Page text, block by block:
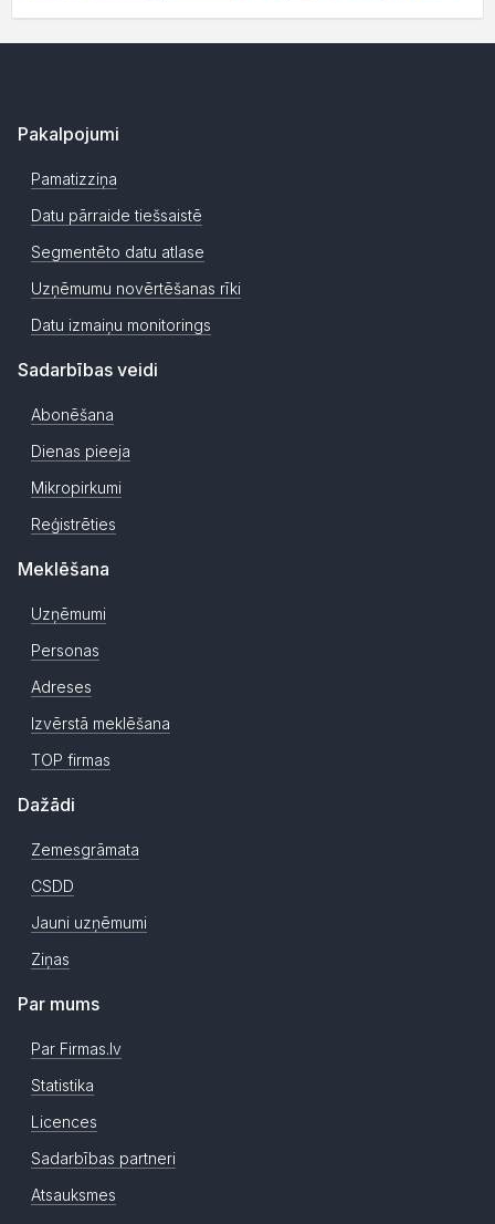
Pakalpojumi
Pamatizziņa
Datu pārraide tiešsaistē
Segmentēto datu atlase
Uzņēmumu novērtēšanas rīki
Datu izmaiņu monitorings
Sadarbības veidi
Abonēšana
Dienas pieeja
Mikropirkumi
Reģistrēties
Meklēšana
Uzņēmumi
Personas
Adreses
Izvērstā meklēšana
TOP firmas
Dažādi
Zemesgrāmata
CSDD
Jauni uzņēmumi
Ziņas
Par mums
Par Firmas.lv
Statistika
Licences
Sadarbības partneri
Atsauksmes